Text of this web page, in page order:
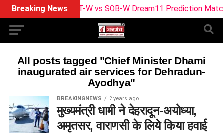
Breaking NewsTRT-W vs SOB-W Dream11 Prediction Match
All posts tagged "Chief Minister Dhami
inaugurated air services for Dehradun-
Ayodhya"
BREAKINGNEWS 2 years ago
मुख्यमंत्री धामी ने देहरादून-अयोध्या,
अमृतसर, वाराणसी के लिये किया हवाई